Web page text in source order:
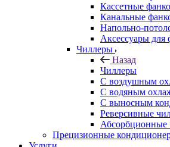
Кассетные
Канальные
Напольно-
Аксессуары для
Чиллеры
Назад
Чиллеры
С воздушным
С водяным
С выносным
Реверсивные
Абсорбционные
Прецизионные